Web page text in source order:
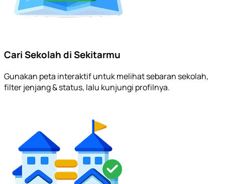
Cari Sekolah di Sekitarmu
Gunakan peta interaktif untuk melihat sebaran sekolah,
filter jenjang & status, lalu kunjungi profilnya.